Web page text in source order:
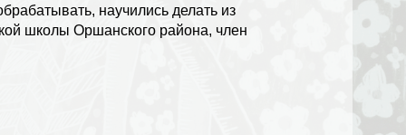
научились делать из
школы Оршанского района, член